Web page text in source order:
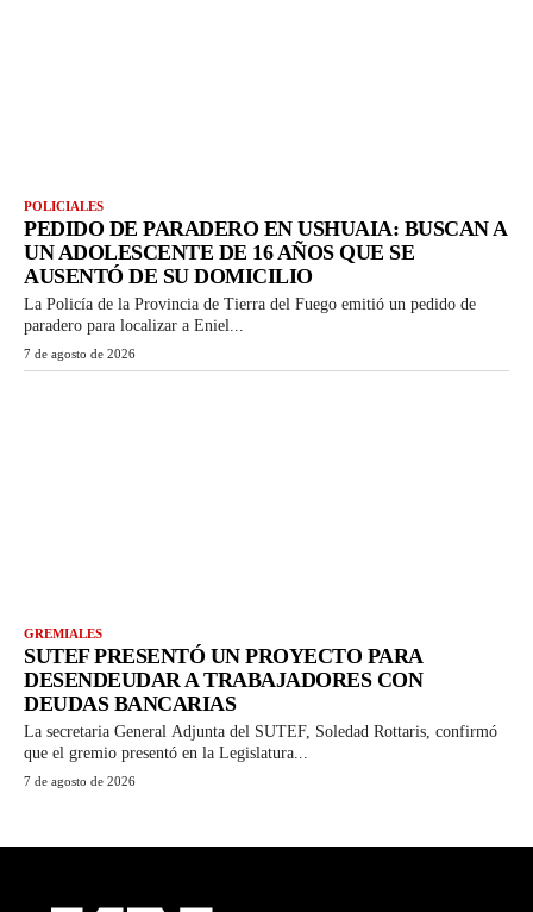
POLICIALES
PEDIDO DE PARADERO EN USHUAIA: BUSCAN A
UN ADOLESCENTE DE 16 AÑOS QUE SE
AUSENTÓ DE SU DOMICILIO
La Policía de la Provincia de Tierra del Fuego emitió un pedido de
paradero para localizar a Eniel...
7 de agosto de 2026
GREMIALES
SUTEF PRESENTÓ UN PROYECTO PARA
DESENDEUDAR A TRABAJADORES CON
DEUDAS BANCARIAS
La secretaria General Adjunta del SUTEF, Soledad Rottaris, confirmó
que el gremio presentó en la Legislatura...
7 de agosto de 2026